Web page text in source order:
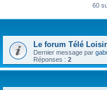
60
Le forum Télé
Dernier message par
Réponses : 2